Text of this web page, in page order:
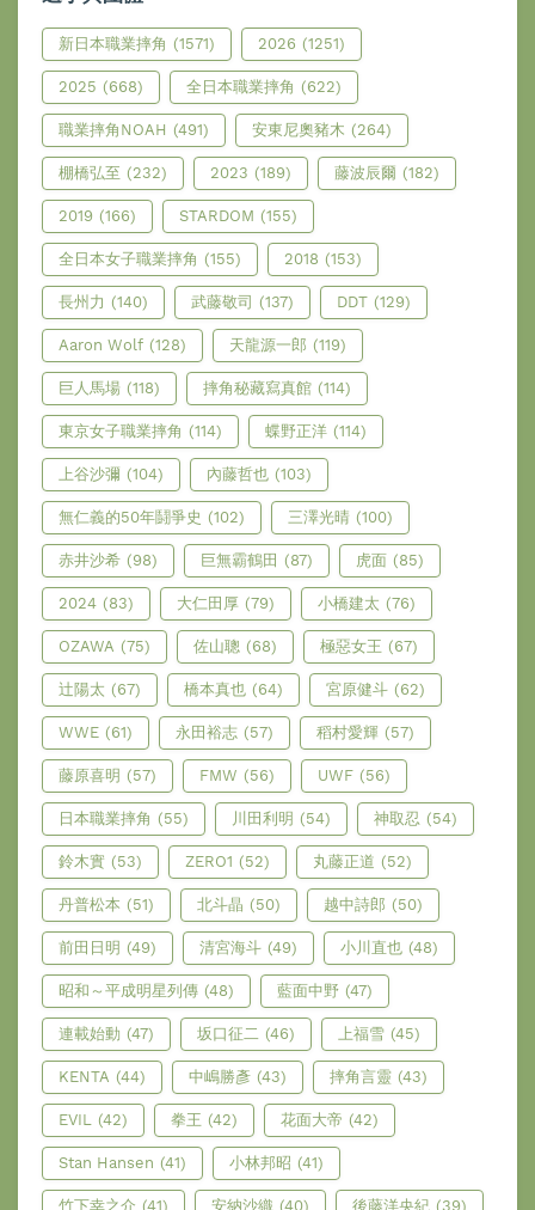
新日本職業摔角 (1571) 2026 (1251)
2025 (668) 全日本職業摔角 (622)
職業摔角NOAH (491) 安東尼奧豬木 (264)
棚橋弘至 (232) 2023 (189) 藤波辰爾 (182)
2019 (166) STARDOM (155)
全日本女子職業摔角 (155) 2018 (153)
長州力 (140) 武藤敬司 (137) DDT (129)
Aaron Wolf (128) 天龍源一郎 (119)
巨人馬場 (118) 摔角秘藏寫真館 (114)
東京女子職業摔角 (114) 蝶野正洋 (114)
上谷沙彌 (104) 內藤哲也 (103)
無仁義的50年鬪爭史 (102) 三澤光晴 (100)
赤井沙希 (98) 巨無霸鶴田 (87) 虎面 (85)
2024 (83) 大仁田厚 (79) 小橋建太 (76)
OZAWA (75) 佐山聰 (68) 極惡女王 (67)
辻陽太 (67) 橋本真也 (64) 宮原健斗 (62)
WWE (61) 永田裕志 (57) 稻村愛輝 (57)
藤原喜明 (57) FMW (56) UWF (56)
日本職業摔角 (55) 川田利明 (54) 神取忍 (54)
鈴木實 (53) ZERO1 (52) 丸藤正道 (52)
丹普松本 (51) 北斗晶 (50) 越中詩郎 (50)
前田日明 (49) 清宮海斗 (49) 小川直也 (48)
昭和～平成明星列傳 (48) 藍面中野 (47)
連載始動 (47) 坂口征二 (46) 上福雪 (45)
KENTA (44) 中嶋勝彥 (43) 摔角言靈 (43)
EVIL (42) 拳王 (42) 花面大帝 (42)
Stan Hansen (41) 小林邦昭 (41)
竹下幸之介 (41) 安納沙織 (40) 後藤洋央紀 (39)